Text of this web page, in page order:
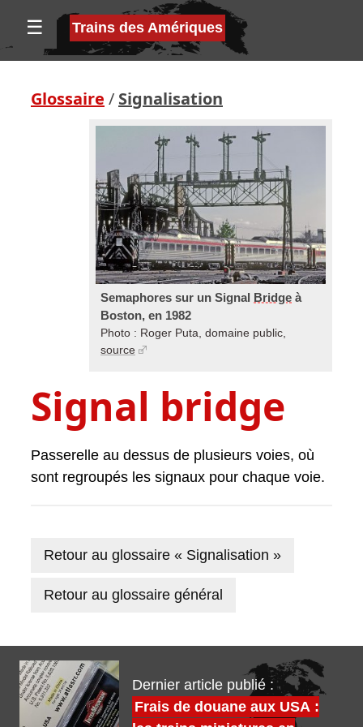
☰ Trains des Amériques
Glossaire / Signalisation
Semaphores sur un Signal Bridge à
Boston, en 1982
Photo : Roger Puta, domaine public,
source
Signal bridge
Passerelle au dessus de plusieurs voies, où
sont regroupés les signaux pour chaque voie.
Retour au glossaire « Signalisation »
Retour au glossaire général
Dernier article publié :
Frais de douane aux USA :